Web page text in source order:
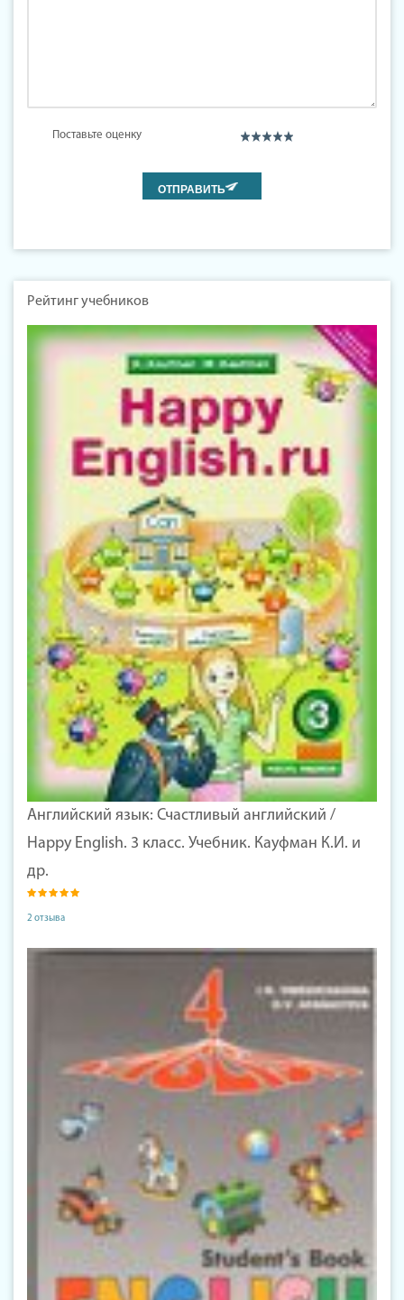
Поставьте оценку
Рейтинг учебников
Английский язык: Счастливый английский /
Happy English. 3 класс. Учебник. Кауфман К.И. и
др.
2 отзыва